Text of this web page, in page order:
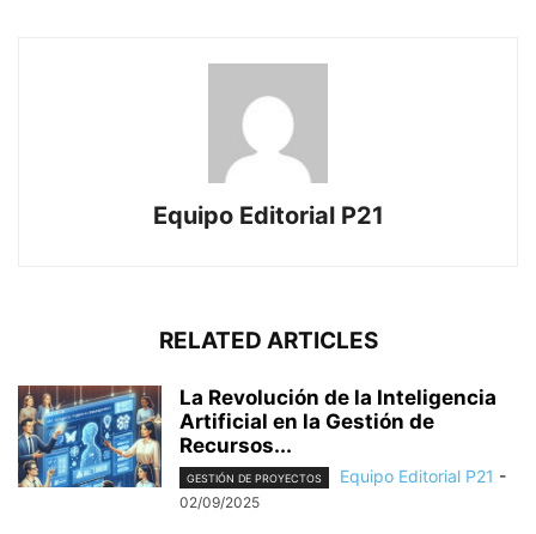
Equipo Editorial P21
RELATED ARTICLES
La Revolución de la Inteligencia
Artificial en la Gestión de
Recursos...
GESTIÓN DE PROYECTOS Equipo Editorial P21 -
02/09/2025